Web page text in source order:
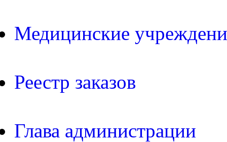
Медицинские
Реестр заказов
Глава администрации